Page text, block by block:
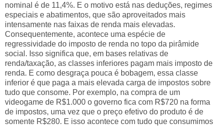
nominal é de 11,4%. E o motivo está nas deduções, regimes
especiais e abatimentos, que são aproveitados mais
intensamente nas faixas de renda mais elevadas.
Consequentemente, acontece uma espécie de
regressividade do imposto de renda no topo da pirâmide
social. Isso significa que, em bases relativas de
renda/taxação, as classes inferiores pagam mais imposto de
renda. E como desgraça pouca é bobagem, essa classe
inferior é que paga a mais elevada carga de impostos sobre
tudo que consome. Por exemplo, na compra de um
videogame de R$1.000 o governo fica com R$720 na forma
de impostos, uma vez que o preço efetivo do produto é de
somente R$280. E isso acontece com tudo que consumimos